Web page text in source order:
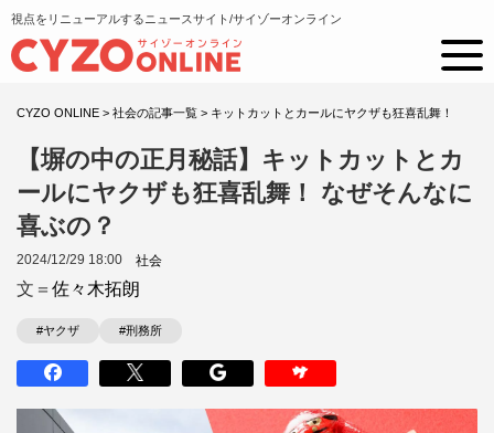
視点をリニューアルするニュースサイト/サイゾーオンライン
CYZO ONLINE > 社会の記事一覧 > キットカットとカールにヤクザも狂喜乱舞！
【塀の中の正月秘話】キットカットとカ
ールにヤクザも狂喜乱舞！ なぜそんなに
喜ぶの？
2024/12/29 18:00 社会
文＝ 佐々木拓朗
#ヤクザ #刑務所